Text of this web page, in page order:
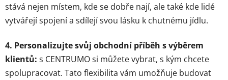
stává nejen místem, kde se dobře nají, ale také kde lidé
vytvářejí spojení a sdílejí svou lásku k chutnému jídlu.
4. Personalizujte svůj obchodní příběh s výběrem
klientů: s CENTRUMO si můžete vybrat, s kým chcete
spolupracovat. Tato flexibilita vám umožňuje budovat